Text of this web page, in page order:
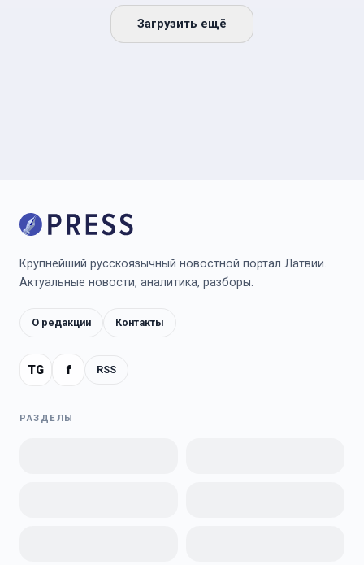
Загрузить ещё
Крупнейший русскоязычный новостной портал Латвии.
Актуальные новости, аналитика, разборы.
О редакции Контакты
TG f RSS
РАЗДЕЛЫ